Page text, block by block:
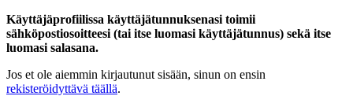
Käyttäjäprofiilissa käyttäjätunnuksenasi toimii
sähköpostiosoitteesi (tai itse luomasi käyttäjätunnus) sekä itse
luomasi salasana.
Jos et ole aiemmin kirjautunut sisään, sinun on ensin
rekisteröidyttävä täällä.